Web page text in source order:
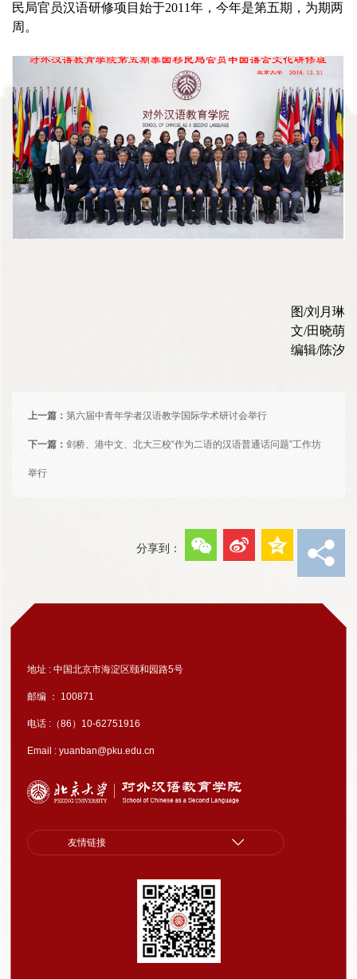
民局官员汉语研修项目始于2011年，今年是第五期，为期两
周。
图/刘月琳
文/田晓萌
编辑/陈汐
上一篇： 第六届中青年学者汉语教学国际学术研讨会举行
下一篇： 剑桥、港中文、北大三校“作为二语的汉语普通话问题”工作坊
举行
分享到：
地址 : 中国北京市海淀区颐和园路5号
邮编 ： 100871
电话 :（86）10-62751916
Email : yuanban@pku.edu.cn
友情链接